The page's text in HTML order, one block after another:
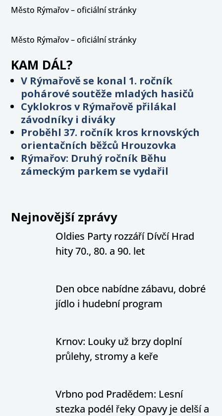
Město Rýmařov – oficiální stránky
Město Rýmařov – oficiální stránky
KAM DÁL?
V Rýmařově se konal 1. ročník
pohárové soutěže mladých hasičů
Cyklokros v Rýmařově přilákal
závodníky i diváky
Proběhl 37. ročník kros krnovských
orientačních běžců Hrouzovka
Rýmařov: Druhý ročník Běhu
zámeckým parkem se vydařil
Nejnovější zprávy
Oldies Party rozzáří Dívčí Hrad
hity 70., 80. a 90. let
Den obce nabídne zábavu, dobré
jídlo i hudební program
Krnov: Louky už brzy doplní
průlehy, stromy a keře
Vrbno pod Pradědem: Lesní
stezka podél řeky Opavy je delší a